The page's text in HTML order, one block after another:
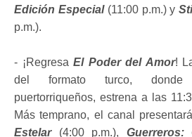
Edición Especial(11:00 p.m.) y
p.m.).
- ¡Regresa El Poder del Amor!
del formato turco, donde
puertorriqueños, estrena a las
Más temprano, el canal presentará
Estelar(4:00 p.m.), Guerreros: